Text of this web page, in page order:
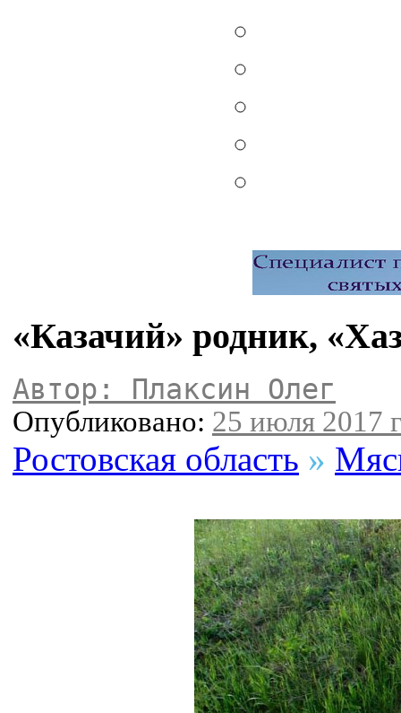
«Казачий» родник,
Автор: Плаксин Олег
Опубликовано: 25 июля 2017
Ростовская область »